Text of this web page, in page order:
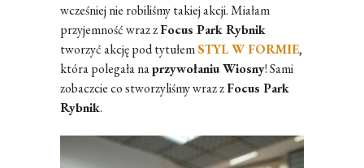
wcześniej nie robiliśmy takiej akcji. Miałam
przyjemność wraz zFocus Park Rybnik
tworzyć akcję pod tytułemSTYL W FORMIE,
która polegała naprzywołaniu Wiosny! Sami
zobaczcie co stworzyliśmy wraz zFocus Park
Rybnik.